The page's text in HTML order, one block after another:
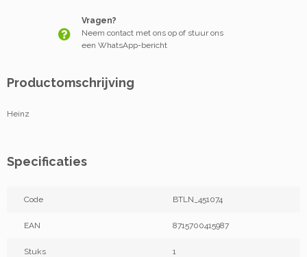
Vragen?
Neem contact met ons op of stuur ons
een WhatsApp-bericht
Productomschrijving
Heinz
Specificaties
Code BTLN_451074
EAN 8715700415987
Stuks 1